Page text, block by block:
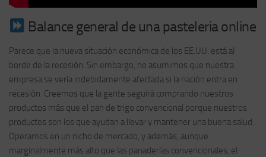
Balance general de una pasteleria online
Parece que la nueva situación económica de los EE.UU. está al
borde de la recesión. Sin embargo, no asumimos que nuestra
empresa se vería indebidamente afectada si la nación entra en
recesión. Creemos que la gente seguirá comprando nuestros
productos más que el pan de trigo convencional porque nuestros
productos son los que ayudan a llevar y mantener una buena salud.
Operamos en un nicho de mercado, y además, aunque
marginalmente más alto que las panaderías convencionales, el